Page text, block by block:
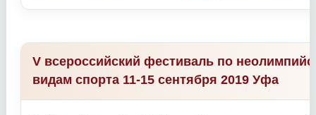
V всероссийский фестиваль по
видам спорта 11-15 сентября 2019 Уфа